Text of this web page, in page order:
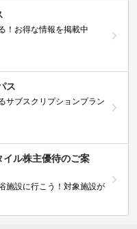
！お得な情報を掲載中
ス
サブスクリプションプラン
イル株主優待のご案
施設に行こう！対象施設が